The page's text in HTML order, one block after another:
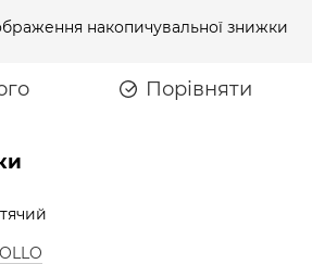
накопичувальної знижки
Порівняти